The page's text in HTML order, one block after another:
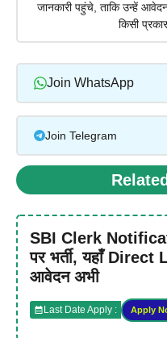
जानकारी पहुंचे, ताकि उन्हें
किसी
Join WhatsApp
Join Telegram
SBI Clerk
पर भर्ती, यहाँ
आवेदन अभी
Last Date Apply : Apply